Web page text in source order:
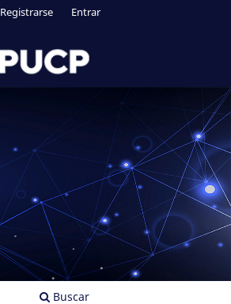
Buscar
Registrarse Entrar